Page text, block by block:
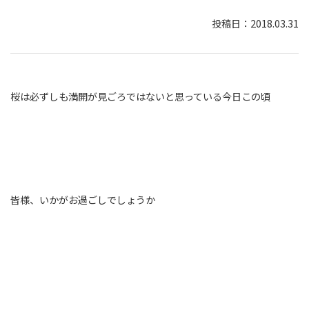
2018.03.31
桜は必ずしも満開が見ごろではないと思っている今日この頃
皆様、いかがお過ごしでしょうか